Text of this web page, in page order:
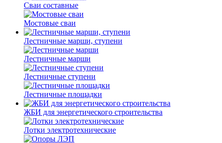
Сваи составные
Мостовые сваи
Лестничные марши, ступени
Лестничные марши
Лестничные ступени
Лестничные площадки
ЖБИ для энергетического строительства
Лотки электротехнические